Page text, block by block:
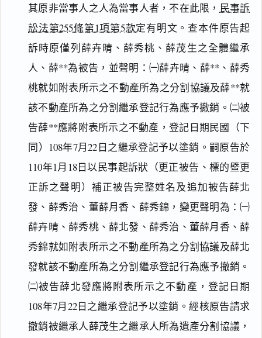
其原非當事人之人為當事人者，不在此限， 民事訴
訟法第255條第1項第5款定有明文。查本件原告起
訴時原僅列薛卉晴、薛秀桃、薛茂生之全體繼承
人、薛**為被告，並聲明：㈠薛卉晴、薛**、薛秀
桃就如附表所示之不動產所為之分割協議及薛**就
該不動產所為之分割繼承登記行為應予撤銷。㈡被
告薛**應將附表所示之不動產，登記日期民國（下
同）108年7月22日之繼承登記予以塗銷。嗣原告於
110年1月18日以民事起訴狀（更正被告、標的暨更
正訴之聲明）補正被告完整姓名及追加被告薛北
發、薛秀治、董薛月香、薛秀錦，變更聲明為：㈠
薛卉晴、薛秀桃、薛北發、薛秀治、董薛月香、薛
秀錦就如附表所示之不動產所為之分割協議及薛北
發就該不動產所為之分割繼承登記行為應予撤銷。
㈡被告薛北發應將附表所示之不動產，登記日期
108年7月22日之繼承登記予以塗銷。經核原告請求
撤銷被繼承人薛茂生之繼承人所為遺產分割協議，